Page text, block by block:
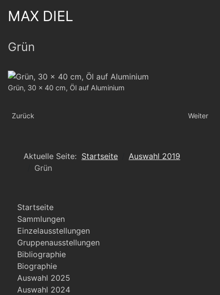
MAX DIEL
Grün
Grün, 30 x 40 cm, Öl auf Aluminium
Vorheriger Beitrag: Ben/Schuh
Zurück Nächster
Weiter
Aktuelle Seite: Startseite
Auswahl 2019
Grün
Startseite
Sammlungen
Einzelausstellungen
Gruppenausstellungen
Bibliographie
Biographie
Auswahl 2025
Auswahl 2024